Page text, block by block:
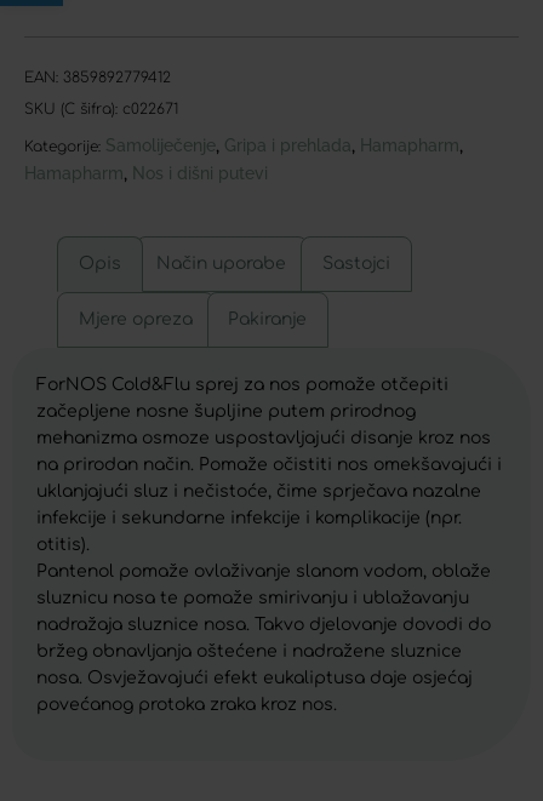
EAN: 3859892779412
SKU (C šifra): c022671
Kategorije: Samoliječenje Gripa i prehlada Hamapharm
Hamapharm Nos i dišni putevi
Opis Način uporabe Sastojci
Mjere opreza Pakiranje
ForNOS Cold&Flu sprej za nos pomaže otčepiti
začepljene nosne šupljine putem prirodnog
mehanizma osmoze uspostavljajući disanje kroz nos
na prirodan način. Pomaže očistiti nos omekšavajući i
uklanjajući sluz i nečistoće, čime sprječava nazalne
infekcije i sekundarne infekcije i komplikacije (npr.
otitis).
Pantenol pomaže ovlaživanje slanom vodom, oblaže
sluznicu nosa te pomaže smirivanju i ublažavanju
nadražaja sluznice nosa. Takvo djelovanje dovodi do
bržeg obnavljanja oštećene i nadražene sluznice
nosa. Osvježavajući efekt eukaliptusa daje osjećaj
povećanog protoka zraka kroz nos.